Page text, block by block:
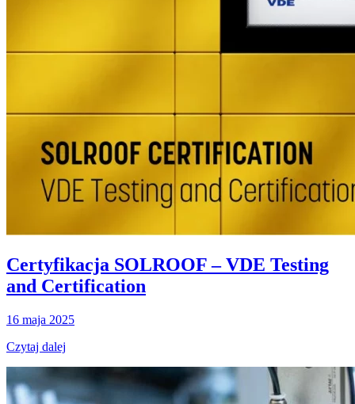
Certyfikacja SOLROOF – VDE Testing
and Certification
16 maja 2025
Czytaj dalej